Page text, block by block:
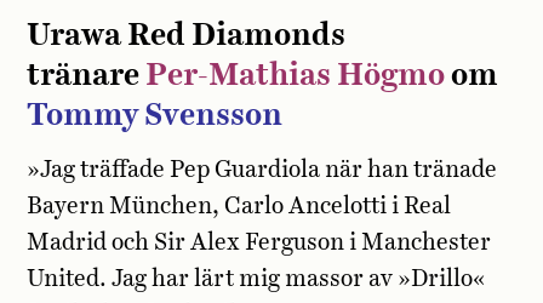
Urawa Red Diamonds
tränare Per-Mathias Högmo om
Tommy Svensson
»Jag träffade Pep Guardiola när han tränade
Bayern München, Carlo Ancelotti i Real
Madrid och Sir Alex Ferguson i Manchester
United. Jag har lärt mig massor av »Drillo«